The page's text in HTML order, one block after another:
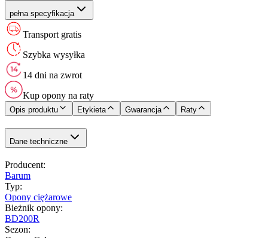
pełna specyfikacja
Transport gratis
Szybka wysyłka
14 dni na zwrot
Kup opony na raty
Opis produktu Etykieta Gwarancja Raty
Dane techniczne
Producent:
Barum
Typ:
Opony ciężarowe
Bieżnik opony:
BD200R
Sezon: